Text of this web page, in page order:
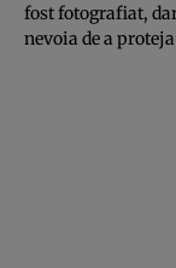
fost fotografiat,
nevoia de a